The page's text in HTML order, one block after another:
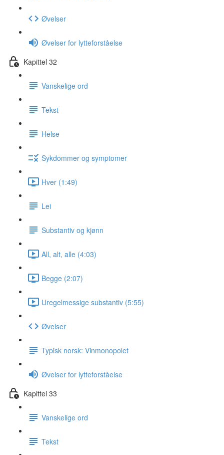
Øvelser
Øvelser for lytteforståelse
Kapittel 32
Vanskelige ord
Tekst
Helse
Sykdommer og symptomer
Hver (1:49)
Lei
Substantiv og kjønn
All, alt, alle (4:03)
Begge (2:07)
Uregelmessige substantiv (5:55)
Øvelser
Typisk norsk: Vinmonopolet
Øvelser for lytteforståelse
Kapittel 33
Vanskelige ord
Tekst